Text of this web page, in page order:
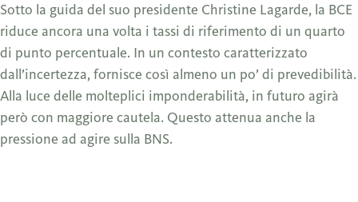
Sotto la guida del suo presidente Christine Lagarde, la BCE
riduce ancora una volta i tassi di riferimento di un quarto
di punto percentuale. In un contesto caratterizzato
dall’incertezza, fornisce così almeno un po’ di prevedibilità.
Alla luce delle molteplici imponderabilità, in futuro agirà
però con maggiore cautela. Questo attenua anche la
pressione ad agire sulla BNS.